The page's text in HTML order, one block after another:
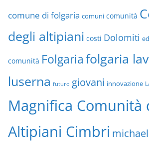
comune di folgaria comuni comunità
degli altipiani costi Dolomiti
comunità Folgariafolgaria
luserna futuro giovani innovazione
Magnifica Comunità
Altipiani Cimbri